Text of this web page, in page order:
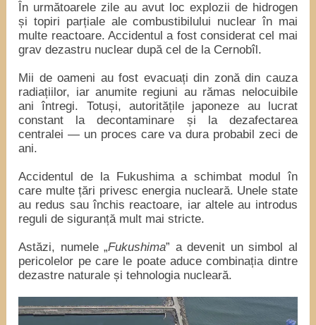
În următoarele zile au avut loc explozii de hidrogen
și topiri parțiale ale combustibilului nuclear în mai
multe reactoare. Accidentul a fost considerat cel mai
grav dezastru nuclear după cel de la Cernobîl.
Mii de oameni au fost evacuați din zonă din cauza
radiațiilor, iar anumite regiuni au rămas nelocuibile
ani întregi. Totuși, autoritățile japoneze au lucrat
constant la decontaminare și la dezafectarea
centralei — un proces care va dura probabil zeci de
ani.
Accidentul de la Fukushima a schimbat modul în
care multe țări privesc energia nucleară. Unele state
au redus sau închis reactoare, iar altele au introdus
reguli de siguranță mult mai stricte.
Astăzi, numele „Fukushima” a devenit un simbol al
pericolelor pe care le poate aduce combinația dintre
dezastre naturale și tehnologia nucleară.